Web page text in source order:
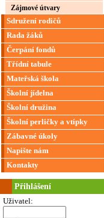
Zájmové útvary
Sdružení rodičů
Rada žáků
Čerpání fondů
Třídní tabule
Mateřská škola
Školní jídelna
Školní družina
Školní perličky a vtípky
Zábavné úkoly
Napište nám
Kontakty
Přihlášení
Uživatel: